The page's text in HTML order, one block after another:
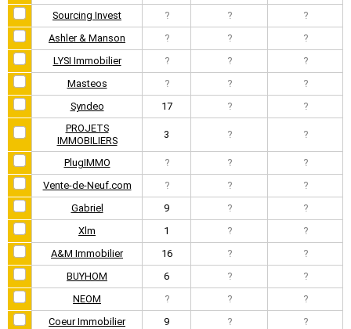
Sourcing Invest ? ?
?
Ashler & Manson
? ?
?
LYSI Immobilier
? ?
?
Masteos
? ?
?
Syndeo
17 ?
?
PROJETS
IMMOBILIERS
3 ? ?
PlugIMMO ? ?
?
Vente-de-Neuf.com
? ?
?
Gabriel
9 ?
?
Xlm
1 ?
?
A&M Immobilier
16 ?
?
BUYHOM
6 ?
?
NEOM
? ?
?
Coeur Immobilier
9 ?
?